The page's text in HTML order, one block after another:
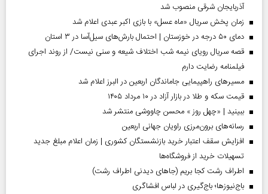
آذربایجان شرقی منصوب شد
زمان پخش سریال «ماه عسل» با بازی اکبر عبدی اعلام شد
دمای ۵۰ درجه در خوزستان | احتمال بارش‌های سیل‌آسا در ۳ استان
قصه سریال رویای نیمه شب اختلاف شیعه و سنی نیست/ از روند اجرای
فیلمنامه رضایت دارم
مسیر‌های راهپیمایی جاماندگان اربعین در البرز اعلام شد
قیمت سکه و طلا در بازار آزاد در ۱۰ مرداد ۱۴۰۵
ببینید | «چهل روز » محسن چاووشی منتشر شد
رسانه‌های برون‌مرزی راویان جهانی اربعین
افزایش سقف اعتبار خرید بازنشستگان کشوری | زمان اعلام مبلغ جدید
تسهیلات خرید از فروشگاه‌ها
اطراف رشت کجا بریم (جاهای دیدنی اطراف رشت)
باج‌نیوزها؛ باج‌گیری در لباس افشاگری